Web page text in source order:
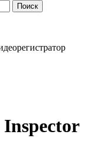
Поиск
Inspector